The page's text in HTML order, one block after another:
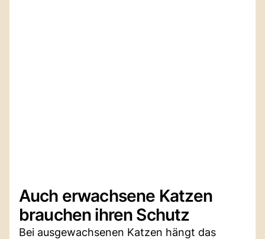
Auch erwachsene Katzen
brauchen ihren Schutz
Bei ausgewachsenen Katzen hängt das